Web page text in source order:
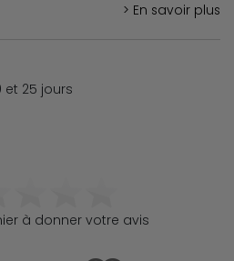
> En savoir plus
et 25 jours
à donner votre avis